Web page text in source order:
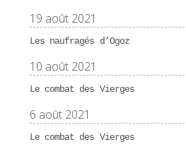
19 août 2021
Les naufragés d’Ogoz
10 août 2021
Le combat des Vierges
6 août 2021
Le combat des Vierges